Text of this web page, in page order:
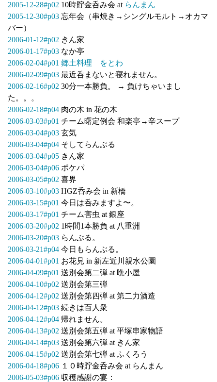
2005-12-28#p02 10時貯金呑み会 at らんまん
2005-12-30#p03 忘年会（串焼き→シングルモルト→オカマ
バー）
2006-01-12#p02 きん家
2006-01-17#p03 なか亭
2006-02-04#p01 郷土料理 をとわ
2006-02-09#p03 最近呑まないと寝れません。
2006-02-16#p02 30分一本勝負。 → 負けちゃいまし
た。。。
2006-02-18#p04 肉の木 in 花の木
2006-03-03#p01 チーム曙定例会 和楽亭→辛スープ
2006-03-04#p03 玄気
2006-03-04#p04 そしてらんぶる
2006-03-04#p05 きん家
2006-03-04#p06 ポケパ
2006-03-05#p02 喜界
2006-03-10#p03 HGZ呑み会 in 新橋
2006-03-15#p01 今日は呑みますよ〜。
2006-03-17#p01 チーム害虫 at 銀座
2006-03-20#p02 1時間1本勝負 at 八重洲
2006-03-20#p03 らんぶる。
2006-03-21#p04 今日もらんぶる。
2006-04-01#p01 お花見 in 新左近川親水公園
2006-04-09#p01 送別会第二弾 at 晩小屋
2006-04-10#p02 送別会第三弾
2006-04-12#p02 送別会第四弾 at 第二力酒造
2006-04-12#p03 続きは百人衆
2006-04-12#p04 帰れません。
2006-04-13#p02 送別会第五弾 at 平塚串家物語
2006-04-14#p03 送別会第六弾 at きん家
2006-04-15#p02 送別会第七弾 at ふくろう
2006-04-18#p06 １０時貯金呑み会 at らんまん
2006-05-03#p06 収穫感謝の宴：